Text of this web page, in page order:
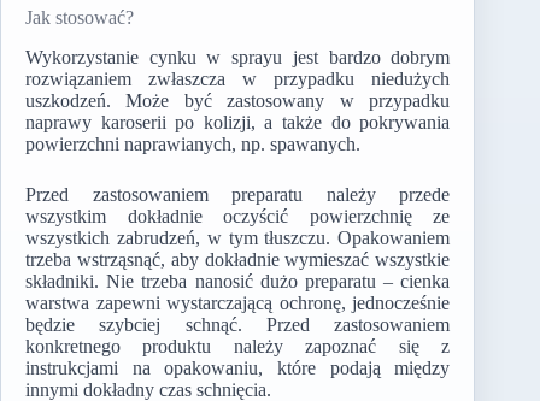
Jak stosować?
Wykorzystanie cynku w sprayu jest bardzo dobrym
rozwiązaniem zwłaszcza w przypadku niedużych
uszkodzeń. Może być zastosowany w przypadku
naprawy karoserii po kolizji, a także do pokrywania
powierzchni naprawianych, np. spawanych.
Przed zastosowaniem preparatu należy przede
wszystkim dokładnie oczyścić powierzchnię ze
wszystkich zabrudzeń, w tym tłuszczu. Opakowaniem
trzeba wstrząsnąć, aby dokładnie wymieszać wszystkie
składniki. Nie trzeba nanosić dużo preparatu – cienka
warstwa zapewni wystarczającą ochronę, jednocześnie
będzie szybciej schnąć. Przed zastosowaniem
konkretnego produktu należy zapoznać się z
instrukcjami na opakowaniu, które podają między
innymi dokładny czas schnięcia.